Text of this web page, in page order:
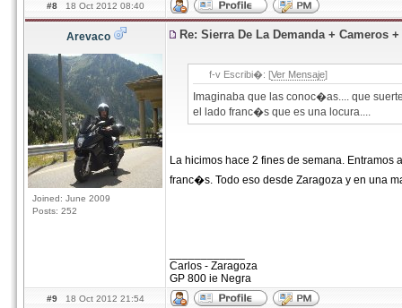
#8 18 Oct 2012 08:40
Arevaco
Joined: June 2009
Posts: 252
Re: Sierra De La Demanda + Cameros
f-v Escribi�: [Ver Mensaje]
Imaginaba que las conoc�as.... que
el lado franc�s que es una locura....
La hicimos hace 2 fines de semana.
franc�s. Todo eso desde Zaragoza y en una
Carlos - Zaragoza
GP 800 ie Negra
#9 18 Oct 2012 21:54